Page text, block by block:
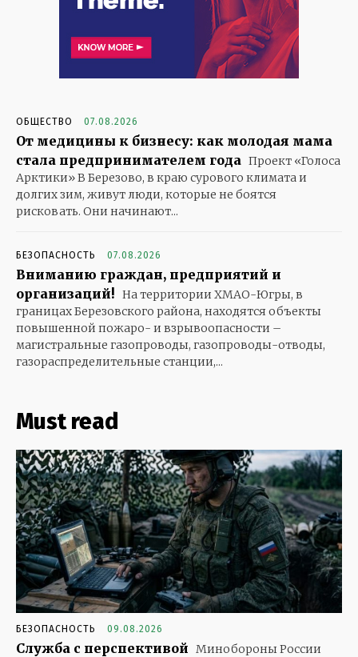
ОБЩЕСТВО 07.08.2026
От медицины к бизнесу: как молодая мама
стала предпринимателем года Проект «Голоса
Арктики» В Березово, в краю сурового климата и
долгих зим, живут люди, которые не боятся
рисковать. Они начинают...
БЕЗОПАСНОСТЬ 07.08.2026
Вниманию граждан, предприятий и
организаций! На территории ХМАО-Югры, в
границах Березовского района, находятся объекты
повышенной пожаро- и взрывоопасности –
магистральные газопроводы, газопроводы-отводы,
газораспределительные станции,...
Must read
БЕЗОПАСНОСТЬ 09.08.2026
Служба с перспективой Минобороны России